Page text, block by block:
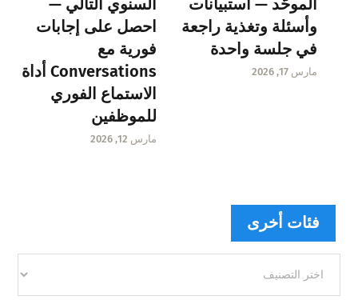
وأسئلة وتغذية راجعة
في جلسة واحدة
مارس 17, 2026
احصل على إجابات
فورية مع
Conversations أداة
الاستماع الفوري
للموظفين
مارس 12, 2026
فئات أخرى
أخرى